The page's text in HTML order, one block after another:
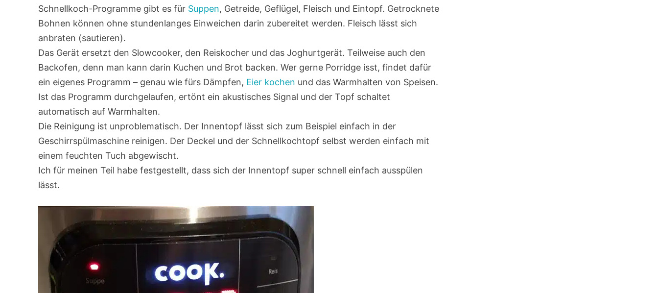
Schnellkoch-Programme gibt es für Suppen, Getreide, Geflügel, Fleisch und Eintopf. Getrocknete
Bohnen können ohne stundenlanges Einweichen darin zubereitet werden. Fleisch lässt sich
anbraten (sautieren).
Das Gerät ersetzt den Slowcooker, den Reiskocher und das Joghurtgerät. Teilweise auch den
Backofen, denn man kann darin Kuchen und Brot backen. Wer gerne Porridge isst, findet dafür
ein eigenes Programm – genau wie fürs Dämpfen, Eier kochen und das Warmhalten von Speisen.
Ist das Programm durchgelaufen, ertönt ein akustisches Signal und der Topf schaltet
automatisch auf Warmhalten.
Die Reinigung ist unproblematisch. Der Innentopf lässt sich zum Beispiel einfach in der
Geschirrspülmaschine reinigen. Der Deckel und der Schnellkochtopf selbst werden einfach mit
einem feuchten Tuch abgewischt.
Ich für meinen Teil habe festgestellt, dass sich der Innentopf super schnell einfach ausspülen
lässt.